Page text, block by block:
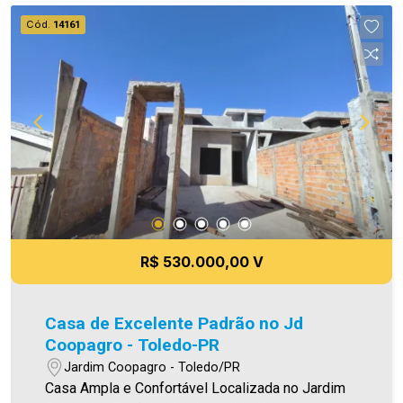
(sendo descoberta) - Piso porcelanato -
Iluminação em Led Área construída 81,00m² Área
de terreno 144,00m² Aproveite essa
oportunidade! A hora de encontrar o seu novo lar
é agora! Imobiliária Ativa, sinta-se em casa! As
informações aqui prestadas são verdadeiras,
todavia, reservamo-nos o direito de corrigir
qualquer erro de digitação e ou ortografia, bem
como alteração dos preços e imagens. Fotos
meramente ilustrativas
Cód. 14161
R$ 530.000,00 V
Casa de Excelente Padrão no Jd
Coopagro - Toledo-PR
Jardim Coopagro - Toledo/PR
Casa Ampla e Confortável Localizada no Jardim